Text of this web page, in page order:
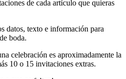
de cada artículo que quieras
datos, texto e información para
boda.
celebración es aproximadamente la
10 o 15 invitaciones extras.